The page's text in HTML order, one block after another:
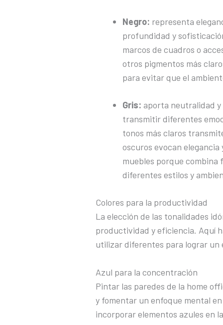
Negro: representa
profundidad y
marcos de cuadros o
otros pigmentos más
para evitar que el
Gris: aporta neutralidad
transmitir diferentes
tonos más claros
oscuros evocan
muebles porque
diferentes estilos y
Colores para la productividad
La elección de las tonalidades
productividad y eficiencia. Aquí
utilizar diferentes para lograr
Azul para la concentración
Pintar las paredes de la home
y fomentar un enfoque mental
incorporar elementos azules en